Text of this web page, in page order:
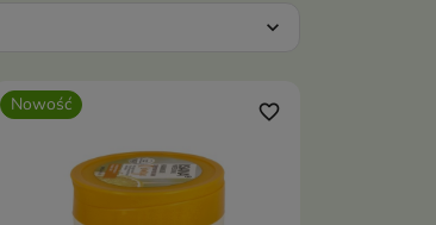
expand_more
Nowość favorite_border